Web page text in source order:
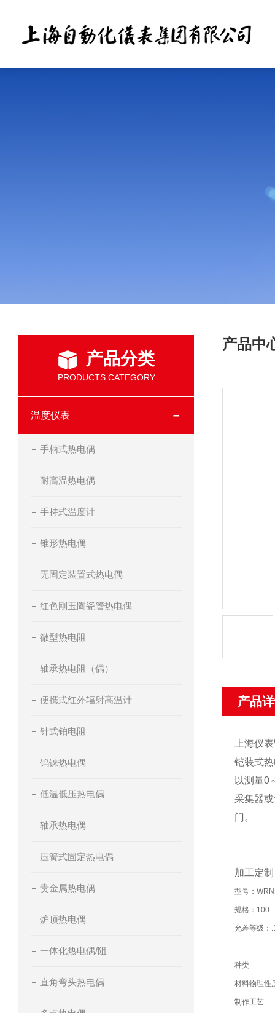
产品分类
PRODUCTS CATEGORY
温度仪表
手柄式热电偶
耐高温热电偶
手持式温度计
锥形热电偶
无固定装置式热电偶
红色刚玉陶瓷管热电偶
微型热电阻
轴承热电阻（偶）
便携式红外辐射高温计
针式铂电阻
钨铼热电偶
低温低压热电偶
轴承热电偶
压簧式固定热电偶
贵金属热电偶
炉顶热电偶
一体化热电偶/阻
直角弯头热电偶
产品中
产品
上海仪
铠装式
以测量0
采集器
门。
加工定
型号：
规格：100
允差等级：
种类
材料物理性
制作工艺